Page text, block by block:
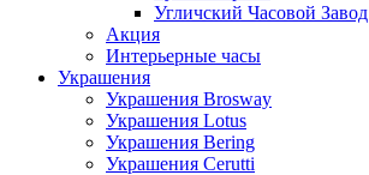
Угличский Часовой Завод
Акция
Интерьерные часы
Украшения
Украшения Brosway
Украшения Lotus
Украшения Bering
Украшения Cerutti